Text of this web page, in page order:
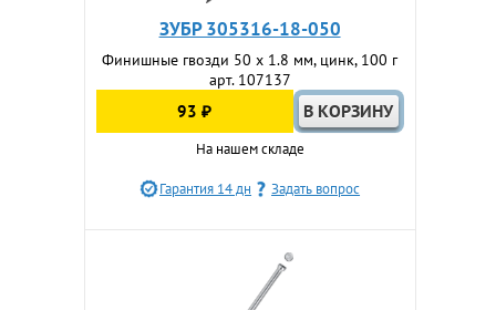
ЗУБР 305316-18-050
Финишные гвозди 50 x 1.8 мм, цинк, 100 г
арт. 107137
93 ₽
На нашем складе
Гарантия 14 дн Задать вопрос